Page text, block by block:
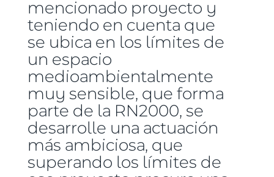
mencionado proyecto y
teniendo en cuenta que
se ubica en los límites de
un espacio
medioambientalmente
muy sensible, que forma
parte de la RN2000, se
desarrolle una actuación
más ambiciosa, que
superando los límites de